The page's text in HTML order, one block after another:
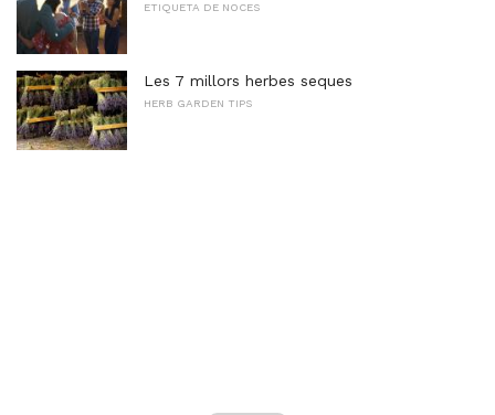
ETIQUETA DE NOCES
Les 7 millors herbes seques
HERB GARDEN TIPS